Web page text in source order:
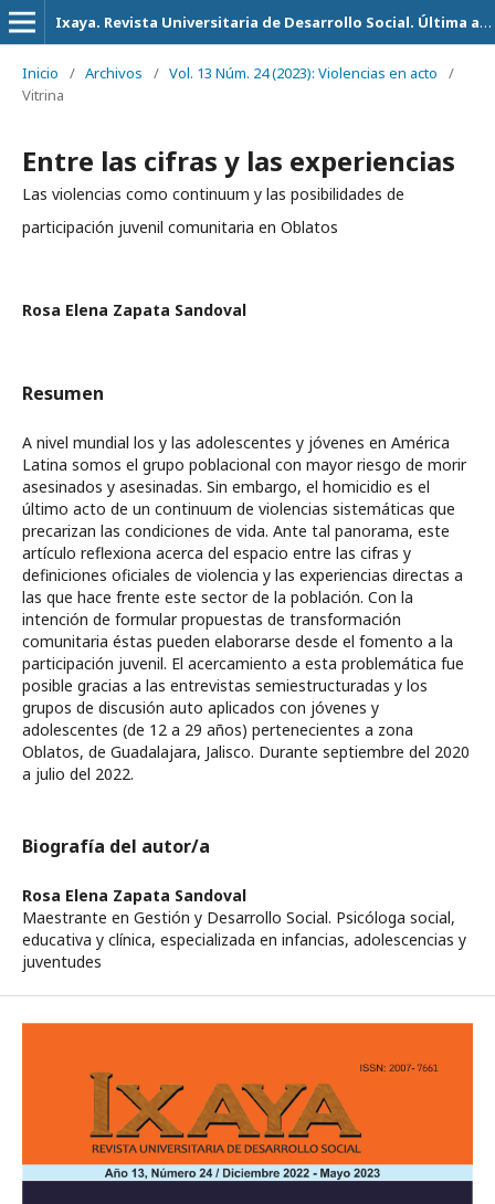
Ixaya. Revista Universitaria de Desarrollo Social. Última actualización 14 de Julio del 2026
Inicio / Archivos / Vol. 13 Núm. 24 (2023): Violencias en acto
/
Vitrina
Entre las cifras y las experiencias
Las violencias como continuum y las posibilidades de
participación juvenil comunitaria en Oblatos
Rosa Elena Zapata Sandoval
Resumen
A nivel mundial los y las adolescentes y jóvenes en América
Latina somos el grupo poblacional con mayor riesgo de morir
asesinados y asesinadas. Sin embargo, el homicidio es el
último acto de un continuum de violencias sistemáticas que
precarizan las condiciones de vida. Ante tal panorama, este
artículo reflexiona acerca del espacio entre las cifras y
definiciones oficiales de violencia y las experiencias directas a
las que hace frente este sector de la población. Con la
intención de formular propuestas de transformación
comunitaria éstas pueden elaborarse desde el fomento a la
participación juvenil. El acercamiento a esta problemática fue
posible gracias a las entrevistas semiestructuradas y los
grupos de discusión auto aplicados con jóvenes y
adolescentes (de 12 a 29 años) pertenecientes a zona
Oblatos, de Guadalajara, Jalisco. Durante septiembre del 2020
a julio del 2022.
Biografía del autor/a
Rosa Elena Zapata Sandoval
Maestrante en Gestión y Desarrollo Social. Psicóloga social,
educativa y clínica, especializada en infancias, adolescencias y
juventudes